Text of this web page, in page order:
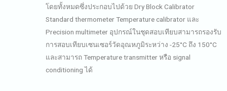
โดยทั้งหมดซึ่งประกอบไปด้วย Dry Block Calibrator
Standard thermometer Temperature calibrator และ
Precision multimeter อุปกรณ์ในชุดสอบเทียบสามารถรองรับ
การสอบเทียบเซนเซอร์วัดอุณหภูมิระหว่าง -25°C ถึง 150°C
และสามารถ Temperature transmitter หรือ signal
conditioning ได้